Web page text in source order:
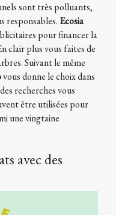
sont très polluants,
responsables. Ecosia
pour financer la
clair plus vous faites de
Suivant le même
vous donne le choix dans
recherches vous
être utilisées pour
une vingtaine
avec des